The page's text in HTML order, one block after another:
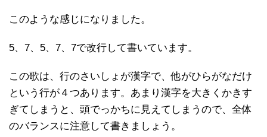
このような感じになりました。
5、7、5、7、7で改行して書いています。
この歌は、行のさいしょが漢字で、他がひらがなだけ
という行が４つあります。あまり漢字を大きくかきす
ぎてしまうと、頭でっかちに見えてしまうので、全体
のバランスに注意して書きましょう。